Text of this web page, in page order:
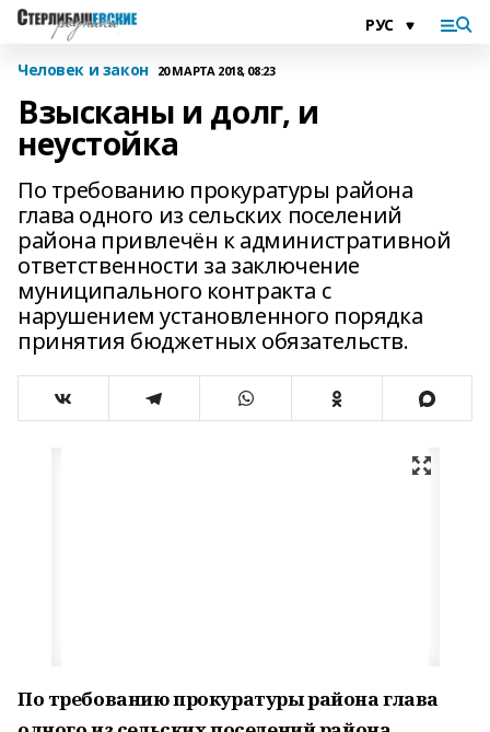
Человек и закон 20 МАРТА 2018, 08:23
Взысканы и долг, и
неустойка
По требованию прокуратуры района
глава одного из сельских поселений
района привлечён к административной
ответственности за заключение
муниципального контракта с
нарушением установленного порядка
принятия бюджетных обязательств.
По требованию прокуратуры района глава